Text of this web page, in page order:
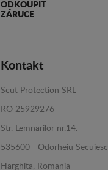
ODKOUPIT
ZÁRUCE
Kontakt
Scut Protection SRL
RO 25929276
Str. Lemnarilor nr.14.
535600 - Odorheiu Secuiesc
Harghita, Romania